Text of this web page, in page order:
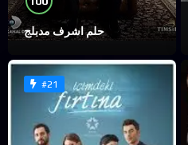
حلم اشرف مدبلج
#21